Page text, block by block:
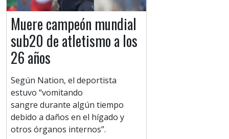
Muere campeón mundial
sub20 de atletismo a los
26 años
Según Nation, el deportista
estuvo “vomitando
sangre durante algún tiempo
debido a daños en el hígado y
otros órganos internos”.